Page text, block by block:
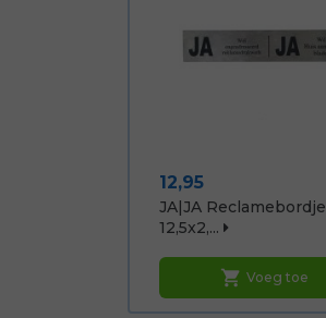
Prijs
12,95
JA|JA Reclamebordje
12,5x2,...
shopping_cart Voeg toe